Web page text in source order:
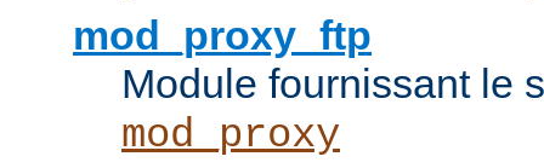
mod_proxy_ftp
Module fournissant le
mod_proxy